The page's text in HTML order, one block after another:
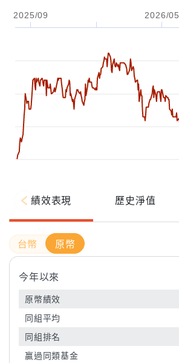
2025/09 2026/05
0% 年化自由Pay率
2年
試算
績效表現 歷史淨值
原幣
今年以來
原幣績效
同組平均
同組排名
贏過同類基金